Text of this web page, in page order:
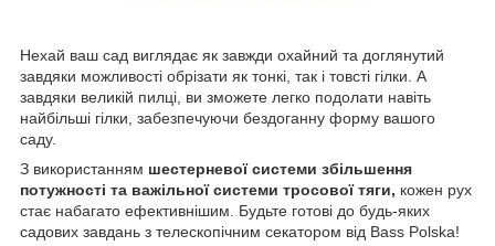
Нехай ваш сад виглядає як завжди охайний та доглянутий
завдяки можливості обрізати як тонкі, так і товсті гілки. А
завдяки великій пилці, ви зможете легко подолати навіть
найбільші гілки, забезпечуючи бездоганну форму вашого
саду.
З використанням шестерневої системи збільшення
потужності та важільної системи тросової тяги, кожен рух
стає набагато ефективнішим. Будьте готові до будь-яких
садових завдань з телескопічним секатором від Bass Polska!